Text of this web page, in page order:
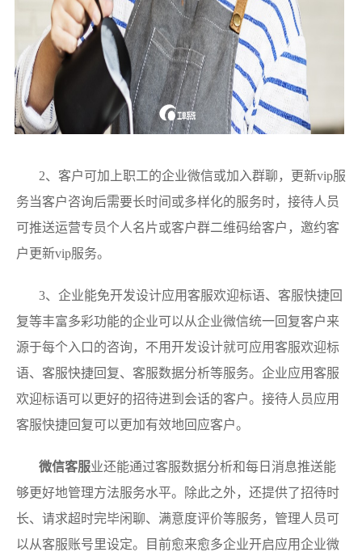
2、客户可加上职工的企业微信或加入群聊，更新vip服
务当客户咨询后需要长时间或多样化的服务时，接待人员
可推送运营专员个人名片或客户群二维码给客户，邀约客
户更新vip服务。
3、企业能免开发设计应用客服欢迎标语、客服快捷回
复等丰富多彩功能的企业可以从企业微信统一回复客户来
源于每个入口的咨询，不用开发设计就可应用客服欢迎标
语、客服快捷回复、客服数据分析等服务。企业应用客服
欢迎标语可以更好的招待进到会话的客户。接待人员应用
客服快捷回复可以更加有效地回应客户。
微信客服业还能通过客服数据分析和每日消息推送能
够更好地管理方法服务水平。除此之外，还提供了招待时
长、请求超时完毕闲聊、满意度评价等服务，管理人员可
以从客服账号里设定。目前愈来愈多企业开启应用企业微